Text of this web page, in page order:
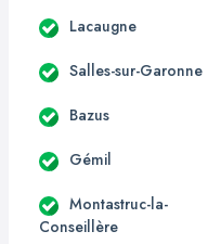
Lacaugne
Salles-sur-Garonne
Bazus
Gémil
Montastruc-la-
Conseillère